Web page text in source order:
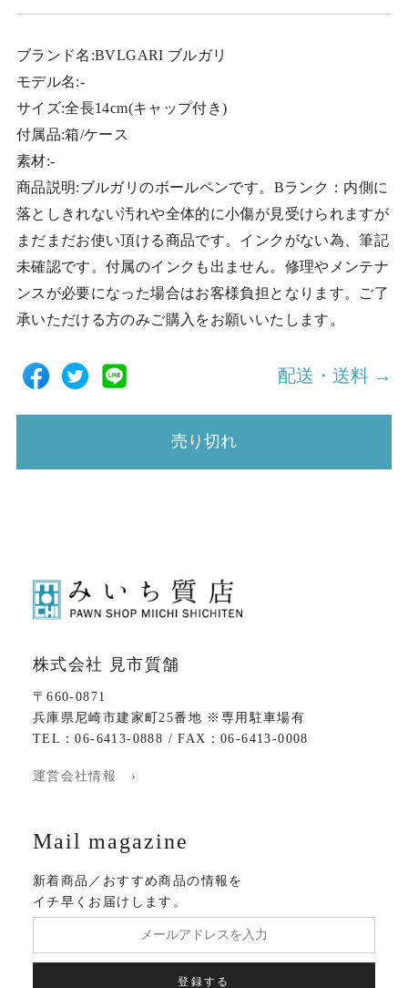
ブランド名:BVLGARI ブルガリ
モデル名:-
サイズ:全長14cm(キャップ付き)
付属品:箱/ケース
素材:-
商品説明:ブルガリのボールペンです。Bランク：内側に
落としきれない汚れや全体的に小傷が見受けられますが
まだまだお使い頂ける商品です。インクがない為、筆記
未確認です。付属のインクも出ません。修理やメンテナ
ンスが必要になった場合はお客様負担となります。ご了
承いただける方のみご購入をお願いいたします。
配送・送料 →
売り切れ
株式会社 見市質舗
〒660-0871
兵庫県尼崎市建家町25番地 ※専用駐車場有
TEL：06-6413-0888 / FAX：06-6413-0008
運営会社情報 ›
Mail magazine
新着商品／おすすめ商品の情報を
イチ早くお届けします。
登録する